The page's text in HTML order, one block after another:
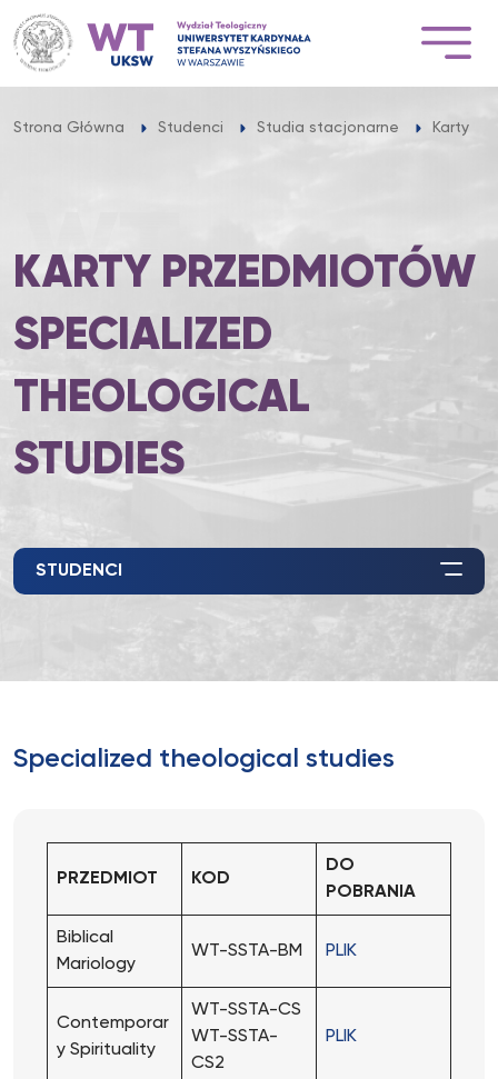
Przejdź
do
treści
Strona Główna Studenci Studia stacjonarne Karty
KARTY PRZEDMIOTÓW
SPECIALIZED
THEOLOGICAL
STUDIES
STUDENCI
Specialized theological studies
PRZEDMIOT KOD
DO
POBRANIA
Biblical
Mariology
WT-SSTA-BM PLIK
Contemporar
y Spirituality
WT-SSTA-CS
WT-SSTA-
CS2
PLIK